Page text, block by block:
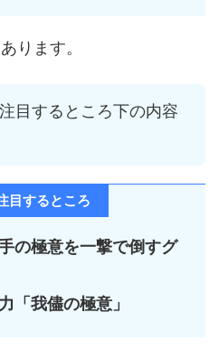
ります。
目するところ下の内容
目するところ
の極意を一撃で倒すグ
「我儘の極意」